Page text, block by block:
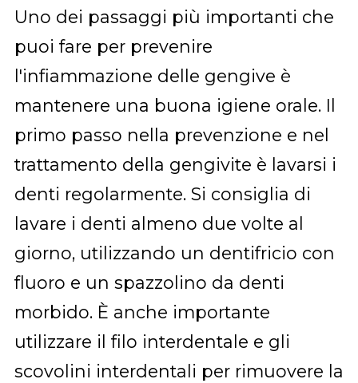
Uno dei passaggi più importanti che
puoi fare per prevenire
l'infiammazione delle gengive è
mantenere una buona igiene orale. Il
primo passo nella prevenzione e nel
trattamento della gengivite è lavarsi i
denti regolarmente. Si consiglia di
lavare i denti almeno due volte al
giorno, utilizzando un dentifricio con
fluoro e un spazzolino da denti
morbido. È anche importante
utilizzare il filo interdentale e gli
scovolini interdentali per rimuovere la